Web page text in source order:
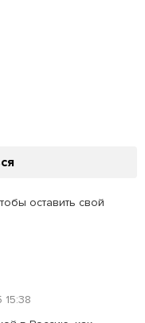
оставить свой
15:38